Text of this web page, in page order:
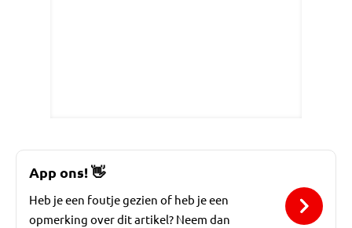
App ons!👋
Heb je een foutje gezien of heb je een
opmerking over dit artikel? Neem dan